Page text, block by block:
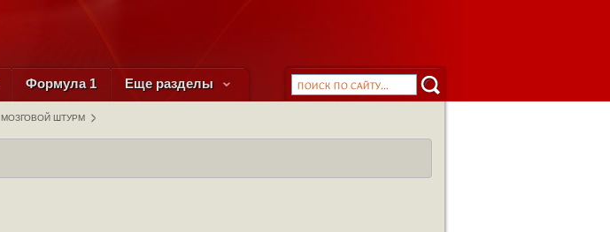
Формула 1 Еще разделы
МОЗГОВОЙ ШТУРМ